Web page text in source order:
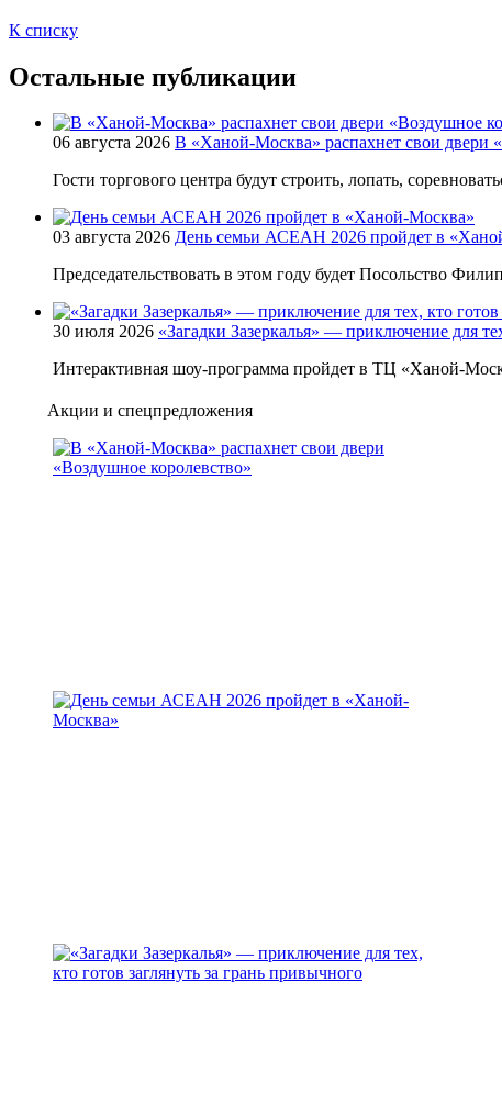
К списку
Остальные публикации
06 августа 2026 В «Ханой-Москва» распахнет свои двери
Гости торгового центра будут строить, лопать,
03 августа 2026 День семьи АСЕАН 2026 пройдет в
Председательствовать в этом году будет Посольство
30 июля 2026 «Загадки Зазеркалья» — приключение для
Интерактивная шоу-программа пройдет в ТЦ «Ханой-
Акции и спецпредложения